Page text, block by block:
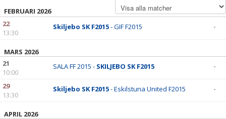
BILDGALLERI
FEBRUARI 2026
22
13:30
Skiljebo SK F2015- GIF F2015 -
MARS 2026
21
10:00
SALA FF 2015 - SKILJEBO SK F2015 -
29
13:30
Skiljebo SK F2015- Eskilstuna United F2015 -
APRIL 2026